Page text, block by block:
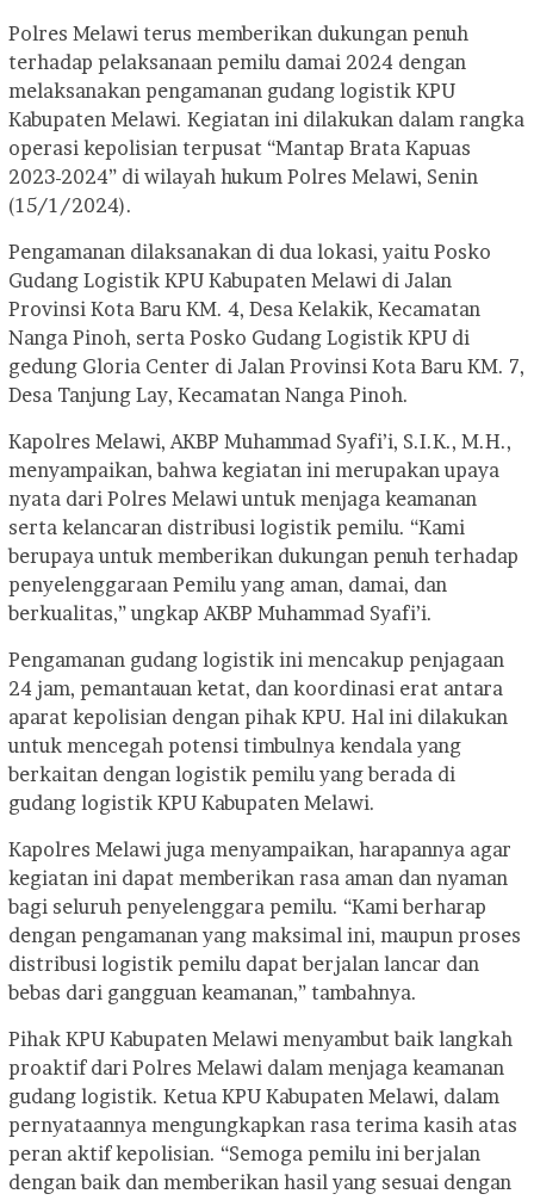
Polres Melawi terus memberikan dukungan penuh
terhadap pelaksanaan pemilu damai 2024 dengan
melaksanakan pengamanan gudang logistik KPU
Kabupaten Melawi. Kegiatan ini dilakukan dalam rangka
operasi kepolisian terpusat “Mantap Brata Kapuas
2023-2024” di wilayah hukum Polres Melawi, Senin
(15/1/2024).
Pengamanan dilaksanakan di dua lokasi, yaitu Posko
Gudang Logistik KPU Kabupaten Melawi di Jalan
Provinsi Kota Baru KM. 4, Desa Kelakik, Kecamatan
Nanga Pinoh, serta Posko Gudang Logistik KPU di
gedung Gloria Center di Jalan Provinsi Kota Baru KM. 7,
Desa Tanjung Lay, Kecamatan Nanga Pinoh.
Kapolres Melawi, AKBP Muhammad Syafi’i, S.I.K., M.H.,
menyampaikan, bahwa kegiatan ini merupakan upaya
nyata dari Polres Melawi untuk menjaga keamanan
serta kelancaran distribusi logistik pemilu. “Kami
berupaya untuk memberikan dukungan penuh terhadap
penyelenggaraan Pemilu yang aman, damai, dan
berkualitas,” ungkap AKBP Muhammad Syafi’i.
Pengamanan gudang logistik ini mencakup penjagaan
24 jam, pemantauan ketat, dan koordinasi erat antara
aparat kepolisian dengan pihak KPU. Hal ini dilakukan
untuk mencegah potensi timbulnya kendala yang
berkaitan dengan logistik pemilu yang berada di
gudang logistik KPU Kabupaten Melawi.
Kapolres Melawi juga menyampaikan, harapannya agar
kegiatan ini dapat memberikan rasa aman dan nyaman
bagi seluruh penyelenggara pemilu. “Kami berharap
dengan pengamanan yang maksimal ini, maupun proses
distribusi logistik pemilu dapat berjalan lancar dan
bebas dari gangguan keamanan,” tambahnya.
Pihak KPU Kabupaten Melawi menyambut baik langkah
proaktif dari Polres Melawi dalam menjaga keamanan
gudang logistik. Ketua KPU Kabupaten Melawi, dalam
pernyataannya mengungkapkan rasa terima kasih atas
peran aktif kepolisian. “Semoga pemilu ini berjalan
dengan baik dan memberikan hasil yang sesuai dengan